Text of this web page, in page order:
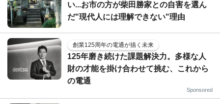
い...お市の方が柴田勝家との自害を選ん
だ"現代人には理解できない"理由
創業125周年の電通が描く未来
125年磨き続けた課題解決力。多様な人
財の才能を掛け合わせて挑む、これから
の電通
Sponsored